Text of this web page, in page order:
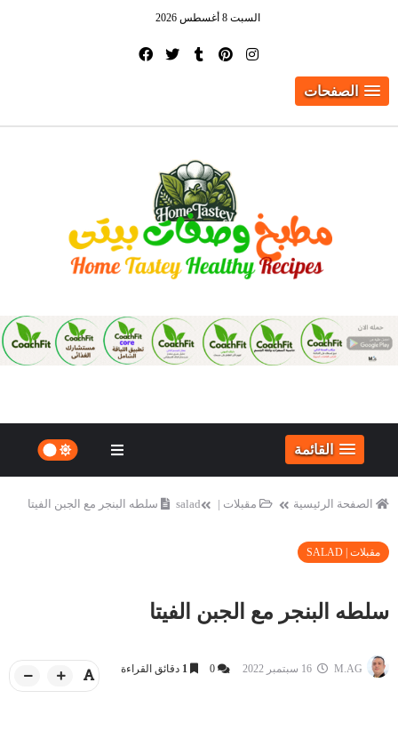
السبت 8 أغسطس 2026
الصفحات
القائمة
الصفحة الرئيسية مقبلات | salad سلطه البنجر مع الجبن الفيتا
مقبلات | SALAD
سلطه البنجر مع الجبن الفيتا
M.AG
0
1 دقائق القراءة